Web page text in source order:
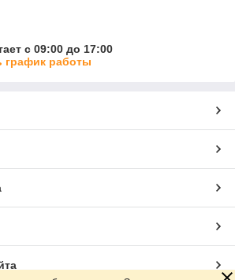
с 09:00 до 17:00
график работы